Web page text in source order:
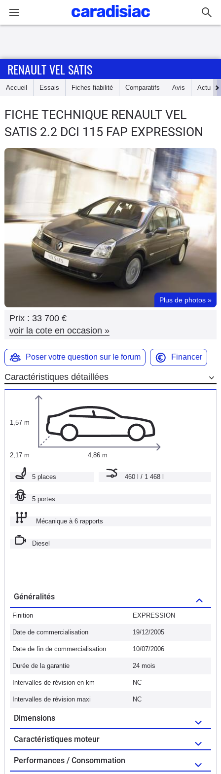
Accueil
Essais
Guide
d'achat
Electriques
Utilitaires
Auto
Moto
Marques
RENAULT VEL SATIS
Accueil Essais Fiches fiabilité Comparatifs Avis Actu
FICHE TECHNIQUE RENAULT VEL
SATIS 2.2 DCI 115 FAP EXPRESSION
Plus de photos »
Prix : 33 700 €
voir la cote en occasion »
Poser votre question sur le forum Financer
Caractéristiques détaillées
1,57 m
2,17 m 4,86 m
5 places 460 l / 1 468 l
5 portes
Mécanique à 6 rapports
Diesel
Généralités
Finition EXPRESSION
Date de commercialisation 19/12/2005
Date de fin de commercialisation 10/07/2006
Durée de la garantie 24 mois
Intervalles de révision en km NC
Intervalles de révision maxi NC
Dimensions
Caractéristiques moteur
Performances / Consommation